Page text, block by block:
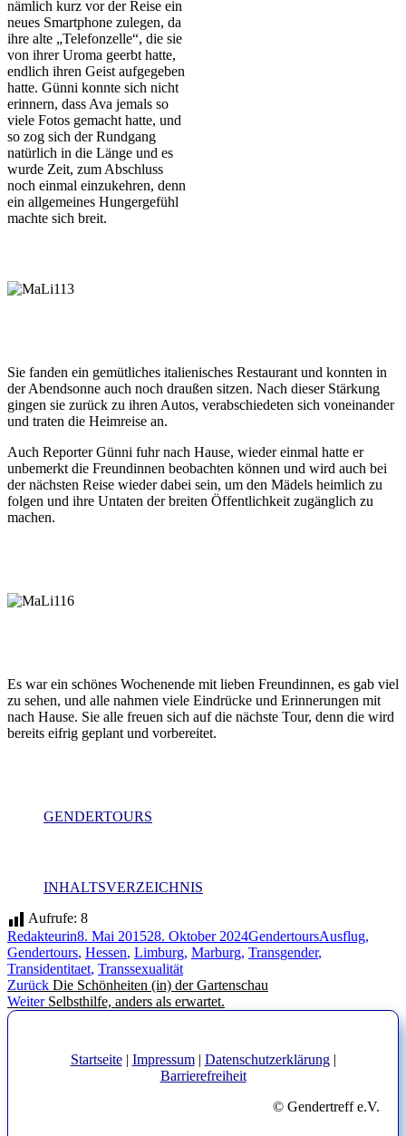
nämlich kurz vor der Reise ein
neues Smartphone zulegen, da
ihre alte „Telefonzelle“, die sie
von ihrer Uroma geerbt hatte,
endlich ihren Geist aufgegeben
hatte. Günni konnte sich nicht
erinnern, dass Ava jemals so
viele Fotos gemacht hatte, und
so zog sich der Rundgang
natürlich in die Länge und es
wurde Zeit, zum Abschluss
noch einmal einzukehren, denn
ein allgemeines Hungergefühl
machte sich breit.
Sie fanden ein gemütliches italienisches Restaurant und konnten in
der Abendsonne auch noch draußen sitzen. Nach dieser Stärkung
gingen sie zurück zu ihren Autos, verabschiedeten sich voneinander
und traten die Heimreise an.
Auch Reporter Günni fuhr nach Hause, wieder einmal hatte er
unbemerkt die Freundinnen beobachten können und wird auch bei
der nächsten Reise wieder dabei sein, um den Mädels heimlich zu
folgen und ihre Untaten der breiten Öffentlichkeit zugänglich zu
machen.
Es war ein schönes Wochenende mit lieben Freundinnen, es gab viel
zu sehen, und alle nahmen viele Eindrücke und Erinnerungen mit
nach Hause. Sie alle freuen sich auf die nächste Tour, denn die wird
bereits eifrig geplant und vorbereitet.
GENDERTOURS
INHALTSVERZEICHNIS
Aufrufe: 8
Autor
RedakteurinVeröffentlicht
am
8. Mai 201528. Oktober 2024Kategorien
GendertoursSchlagwörter
Ausflug,
Gendertours, Hessen, Limburg, Marburg, Transgender,
Transidentitaet, Transsexualität
Beitragsnavigation
Zurück Vorheriger
Beitrag:
Die Schönheiten (in) der Gartenschau
Weiter Nächster
Selbsthilfe, anders als erwartet.
Startseite| Impressum| Datenschutzerklärung|
Barrierefreiheit
© Gendertreff e.V.